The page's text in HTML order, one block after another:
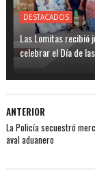
DESTACADOS
Las Lomitas recibió
celebrar el Día de
ANTERIOR
La Policía secuestró
aval aduanero